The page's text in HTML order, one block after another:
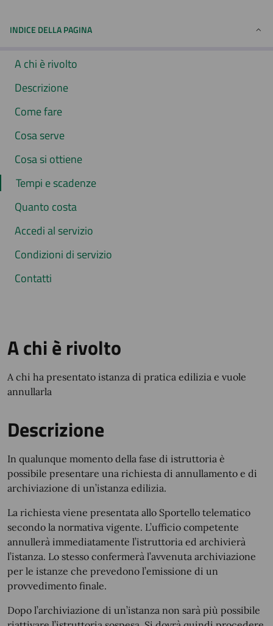
INDICE DELLA PAGINA
A chi è rivolto
Descrizione
Come fare
Cosa serve
Cosa si ottiene
Tempi e scadenze
Quanto costa
Accedi al servizio
Condizioni di servizio
Contatti
A chi è rivolto
A chi ha presentato istanza di pratica edilizia e vuole
annullarla
Descrizione
In qualunque momento della fase di istruttoria è
possibile presentare una richiesta di annullamento e di
archiviazione di un’istanza edilizia.
La richiesta viene presentata allo Sportello telematico
secondo la normativa vigente. L’ufficio competente
annullerà immediatamente l’istruttoria ed archivierà
l’istanza. Lo stesso confermerà l’avvenuta archiviazione
per le istanze che prevedono l’emissione di un
provvedimento finale.
Dopo l’archiviazione di un’istanza non sarà più possibile